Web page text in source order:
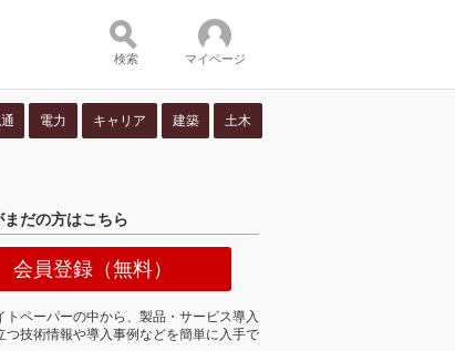
検索 マイページ
電力 キャリア 建築 土木
だの方はこちら
会員登録（無料）
トペーパーの中から、製品・サービス導入
つ技術情報や導入事例などを簡単に入手で